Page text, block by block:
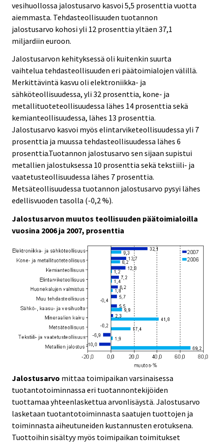
vesihuollossa jalostusarvo kasvoi 5,5 prosenttia vuotta
aiemmasta. Tehdasteollisuuden tuotannon
jalostusarvo kohosi yli 12 prosenttia yltäen 37,1
miljardiin euroon.
Jalostusarvon kehityksessä oli kuitenkin suurta
vaihtelua tehdasteollisuuden eri päätoimialojen välillä.
Merkittävintä kasvu oli elektroniikka- ja
sähköteollisuudessa, yli 32 prosenttia, kone- ja
metallituoteteollisuudessa lähes 14 prosenttia sekä
kemianteollisuudessa, lähes 13 prosenttia.
Jalostusarvo kasvoi myös elintarviketeollisuudessa yli 7
prosenttia ja muussa tehdasteollisuudessa lähes 6
prosenttia.Tuotannon jalostusarvo sen sijaan supistui
metallien jalostuksessa 10 prosenttia sekä tekstiili- ja
vaatetusteollisuudessa lähes 7 prosenttia.
Metsäteollisuudessa tuotannon jalostusarvo pysyi lähes
edellisvuoden tasolla (-0,2 %).
Jalostusarvon muutos teollisuuden päätoimialoilla
vuosina 2006 ja 2007, prosenttia
Jalostusarvo mittaa toimipaikan varsinaisessa
tuotantotoiminnassa eri tuotannontekijöiden
tuottamaa yhteenlaskettua arvonlisäystä. Jalostusarvo
lasketaan tuotantotoiminnasta saatujen tuottojen ja
toiminnasta aiheutuneiden kustannusten erotuksena.
Tuottoihin sisältyy myös toimipaikan toimitukset